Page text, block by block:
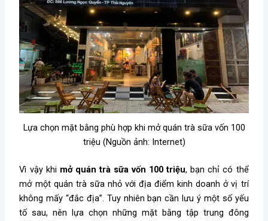
Lựa chọn mặt bằng phù hợp khi mở quán trà sữa vốn 100
triệu (Nguồn ảnh: Internet)
Vì vậy khi mở quán trà sữa vốn 100 triệu, bạn chỉ có thể
mở một quán trà sữa nhỏ với địa điểm kinh doanh ở vị trí
không mấy “đắc địa”. Tuy nhiên bạn cần lưu ý một số yếu
tố sau, nên lựa chọn những mặt bằng tập trung đông